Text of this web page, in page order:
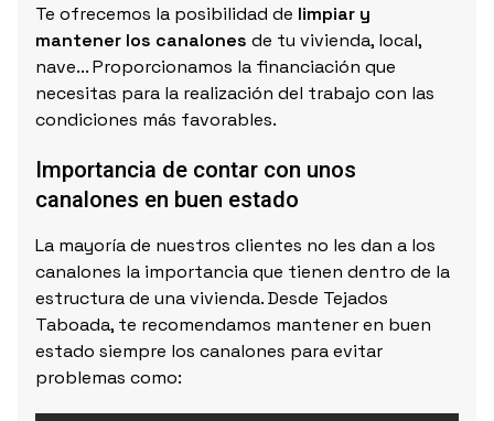
Te ofrecemos la posibilidad de limpiar y
mantener los canalones de tu vivienda, local,
nave... Proporcionamos la financiación que
necesitas para la realización del trabajo con las
condiciones más favorables.
Importancia de contar con unos
canalones en buen estado
La mayoría de nuestros clientes no les dan a los
canalones la importancia que tienen dentro de la
estructura de una vivienda. Desde Tejados
Taboada, te recomendamos mantener en buen
estado siempre los canalones para evitar
problemas como: